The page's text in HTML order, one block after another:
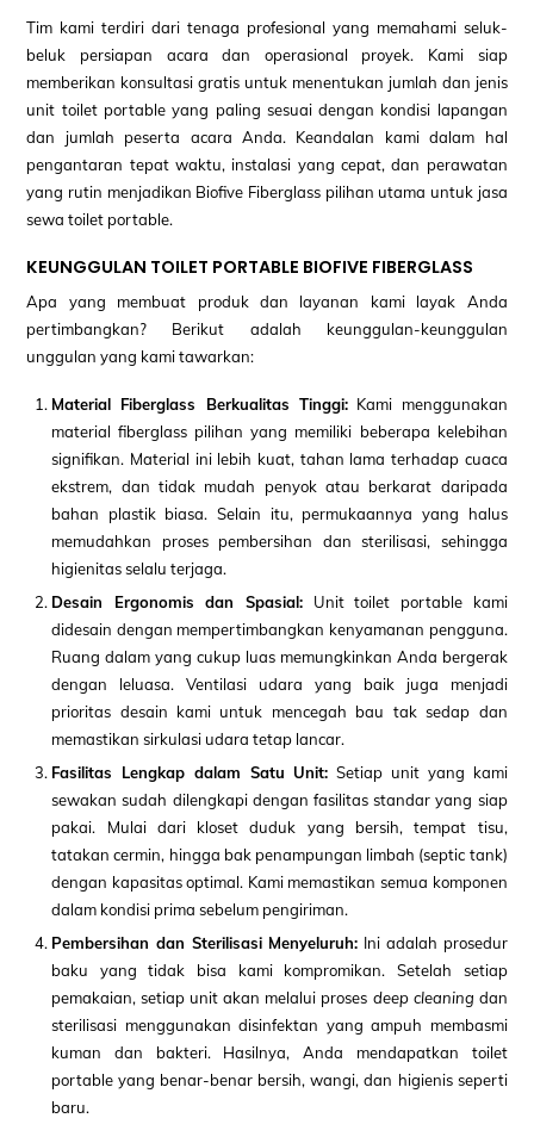
Tim kami terdiri dari tenaga profesional yang memahami seluk-
beluk persiapan acara dan operasional proyek. Kami siap
memberikan konsultasi gratis untuk menentukan jumlah dan jenis
unit toilet portable yang paling sesuai dengan kondisi lapangan
dan jumlah peserta acara Anda. Keandalan kami dalam hal
pengantaran tepat waktu, instalasi yang cepat, dan perawatan
yang rutin menjadikan Biofive Fiberglass pilihan utama untuk jasa
sewa toilet portable.
KEUNGGULAN TOILET PORTABLE BIOFIVE FIBERGLASS
Apa yang membuat produk dan layanan kami layak Anda
pertimbangkan? Berikut adalah keunggulan-keunggulan
unggulan yang kami tawarkan:
Material Fiberglass Berkualitas Tinggi: Kami menggunakan
material fiberglass pilihan yang memiliki beberapa kelebihan
signifikan. Material ini lebih kuat, tahan lama terhadap cuaca
ekstrem, dan tidak mudah penyok atau berkarat daripada
bahan plastik biasa. Selain itu, permukaannya yang halus
memudahkan proses pembersihan dan sterilisasi, sehingga
higienitas selalu terjaga.
Desain Ergonomis dan Spasial: Unit toilet portable kami
didesain dengan mempertimbangkan kenyamanan pengguna.
Ruang dalam yang cukup luas memungkinkan Anda bergerak
dengan leluasa. Ventilasi udara yang baik juga menjadi
prioritas desain kami untuk mencegah bau tak sedap dan
memastikan sirkulasi udara tetap lancar.
Fasilitas Lengkap dalam Satu Unit: Setiap unit yang kami
sewakan sudah dilengkapi dengan fasilitas standar yang siap
pakai. Mulai dari kloset duduk yang bersih, tempat tisu,
tatakan cermin, hingga bak penampungan limbah (septic tank)
dengan kapasitas optimal. Kami memastikan semua komponen
dalam kondisi prima sebelum pengiriman.
Pembersihan dan Sterilisasi Menyeluruh: Ini adalah prosedur
baku yang tidak bisa kami kompromikan. Setelah setiap
pemakaian, setiap unit akan melalui proses deep cleaning dan
sterilisasi menggunakan disinfektan yang ampuh membasmi
kuman dan bakteri. Hasilnya, Anda mendapatkan toilet
portable yang benar-benar bersih, wangi, dan higienis seperti
baru.